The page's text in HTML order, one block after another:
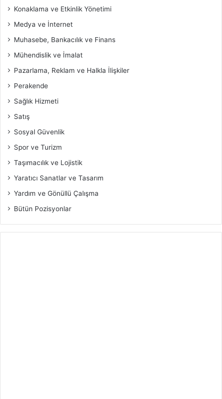
Konaklama ve Etkinlik Yönetimi
Medya ve İnternet
Muhasebe, Bankacılık ve Finans
Mühendislik ve İmalat
Pazarlama, Reklam ve Halkla İlişkiler
Perakende
Sağlık Hizmeti
Satış
Sosyal Güvenlik
Spor ve Turizm
Taşımacılık ve Lojistik
Yaratıcı Sanatlar ve Tasarım
Yardım ve Gönüllü Çalışma
Bütün Pozisyonlar